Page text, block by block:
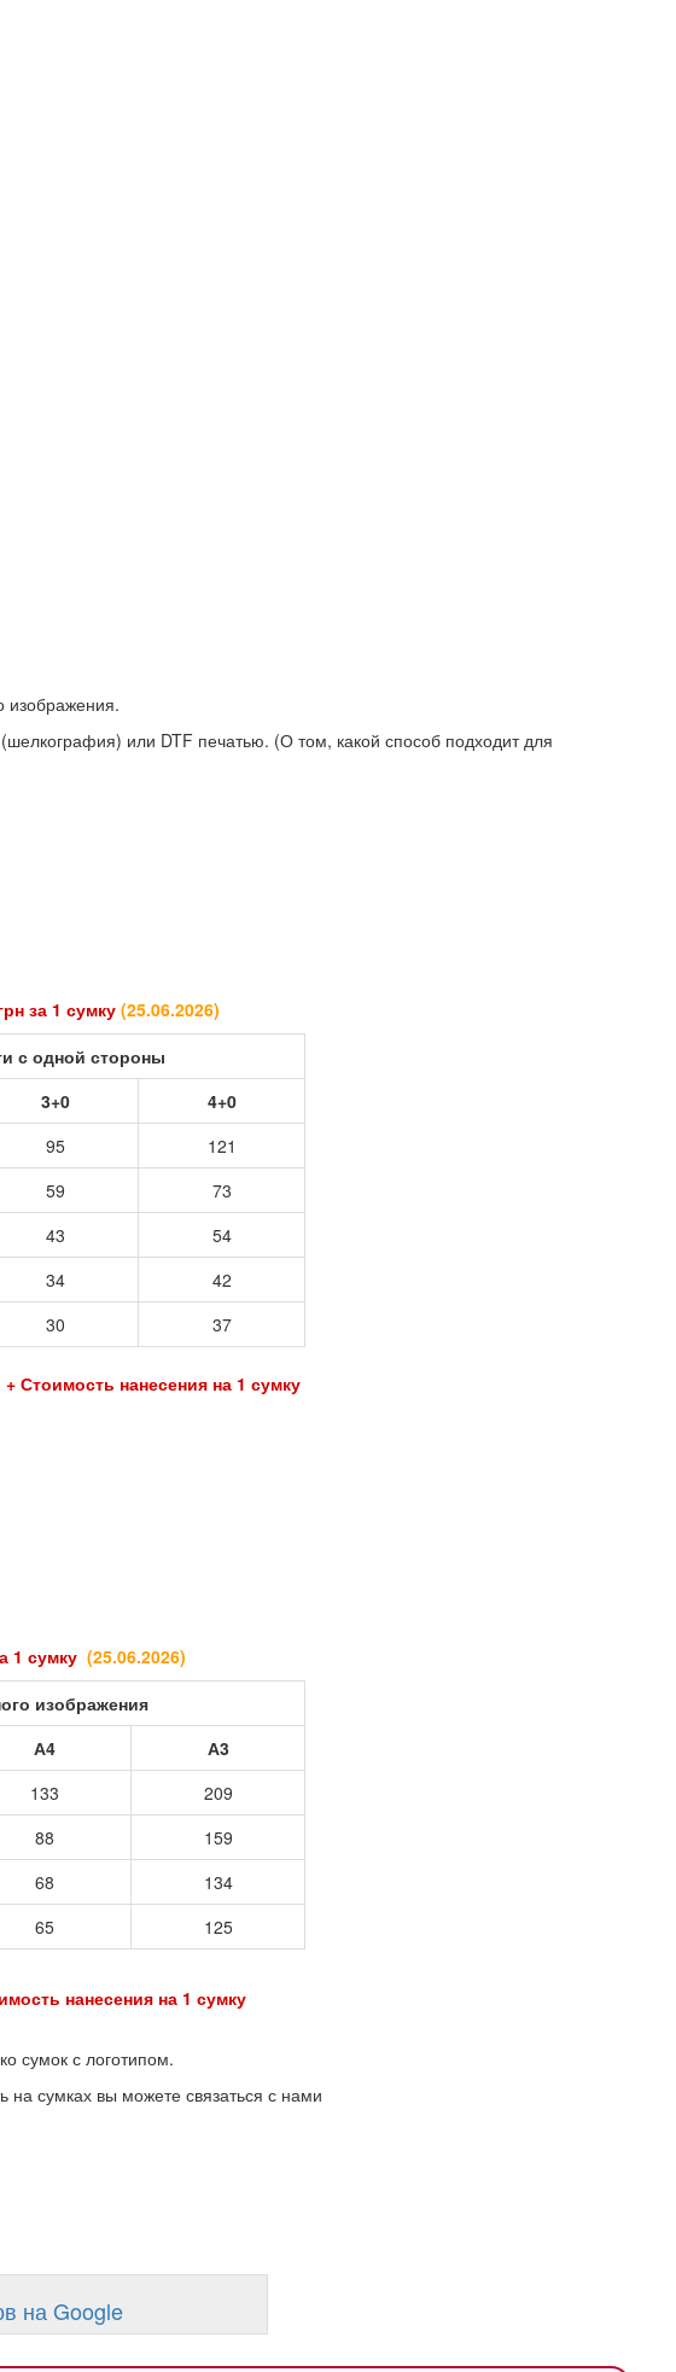
изображения.
или DTF печатью. (О том, какой способ подходит для
за 1 сумку (25.06.2026)
с одной стороны
3+0
4+0
95
121
59
73
43
54
34
42
30 37
Стоимость нанесения на 1 сумку
1 сумку (25.06.2026)
изображения
А4
А3
133
209
88
159
68
134
65 125
нанесения на 1 сумку
сумок с логотипом.
на сумках вы можете связаться с нами
на Google